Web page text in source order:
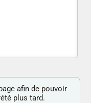
afin de pouvoir
plus tard.